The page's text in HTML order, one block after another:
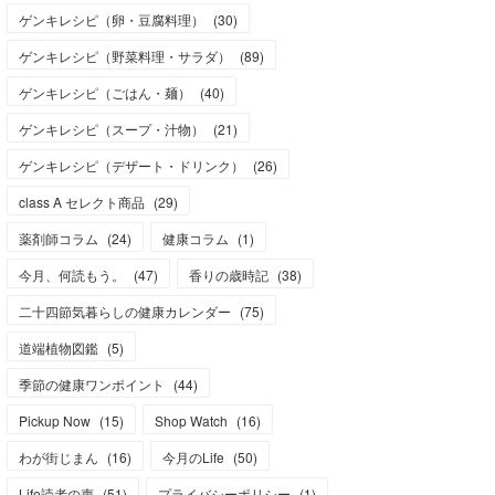
ゲンキレシピ（卵・豆腐料理） (30)
ゲンキレシピ（野菜料理・サラダ）
(89)
ゲンキレシピ（ごはん・麺）
(40)
ゲンキレシピ（スープ・汁物）
(21)
ゲンキレシピ（デザート・ドリンク）
(26)
class A セレクト商品 (29)
薬剤師コラム (24) 健康コラム (1)
今月、何読もう。
(47) 香りの歳時記 (38)
二十四節気暮らしの健康カレンダー (75)
道端植物図鑑 (5)
季節の健康ワンポイント
(44)
Pickup Now (15) Shop Watch (16)
わが街じまん (16) 今月のLife (50)